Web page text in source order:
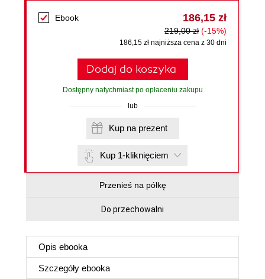
Ebook 186,15 zł
219,00 zł (-15%)
186,15 zł najniższa cena z 30 dni
Dodaj do koszyka
Dostępny natychmiast po opłaceniu zakupu
lub
Kup na prezent
Kup 1-kliknięciem
Przenieś na półkę
Do przechowalni
Opis ebooka
Szczegóły ebooka